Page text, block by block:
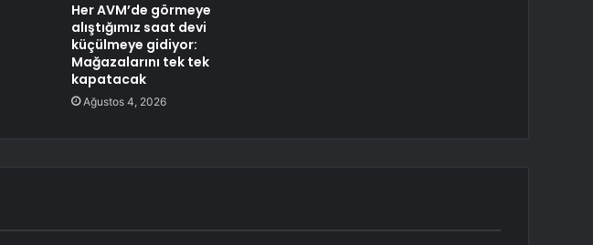
Her AVM’de görmeye
alıştığımız saat devi
küçülmeye gidiyor:
Mağazalarını tek tek
kapatacak
Ağustos 4, 2026